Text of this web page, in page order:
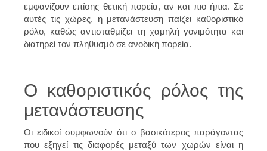
εμφανίζουν επίσης θετική πορεία, αν και πιο ήπια. Σε
αυτές τις χώρες, η μετανάστευση παίζει καθοριστικό
ρόλο, καθώς αντισταθμίζει τη χαμηλή γονιμότητα και
διατηρεί τον πληθυσμό σε ανοδική πορεία.
Ο καθοριστικός ρόλος της
μετανάστευσης
Οι ειδικοί συμφωνούν ότι ο βασικότερος παράγοντας
που εξηγεί τις διαφορές μεταξύ των χωρών είναι η